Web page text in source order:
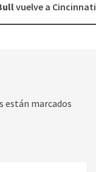
vuelve a Cincinnati
están marcados